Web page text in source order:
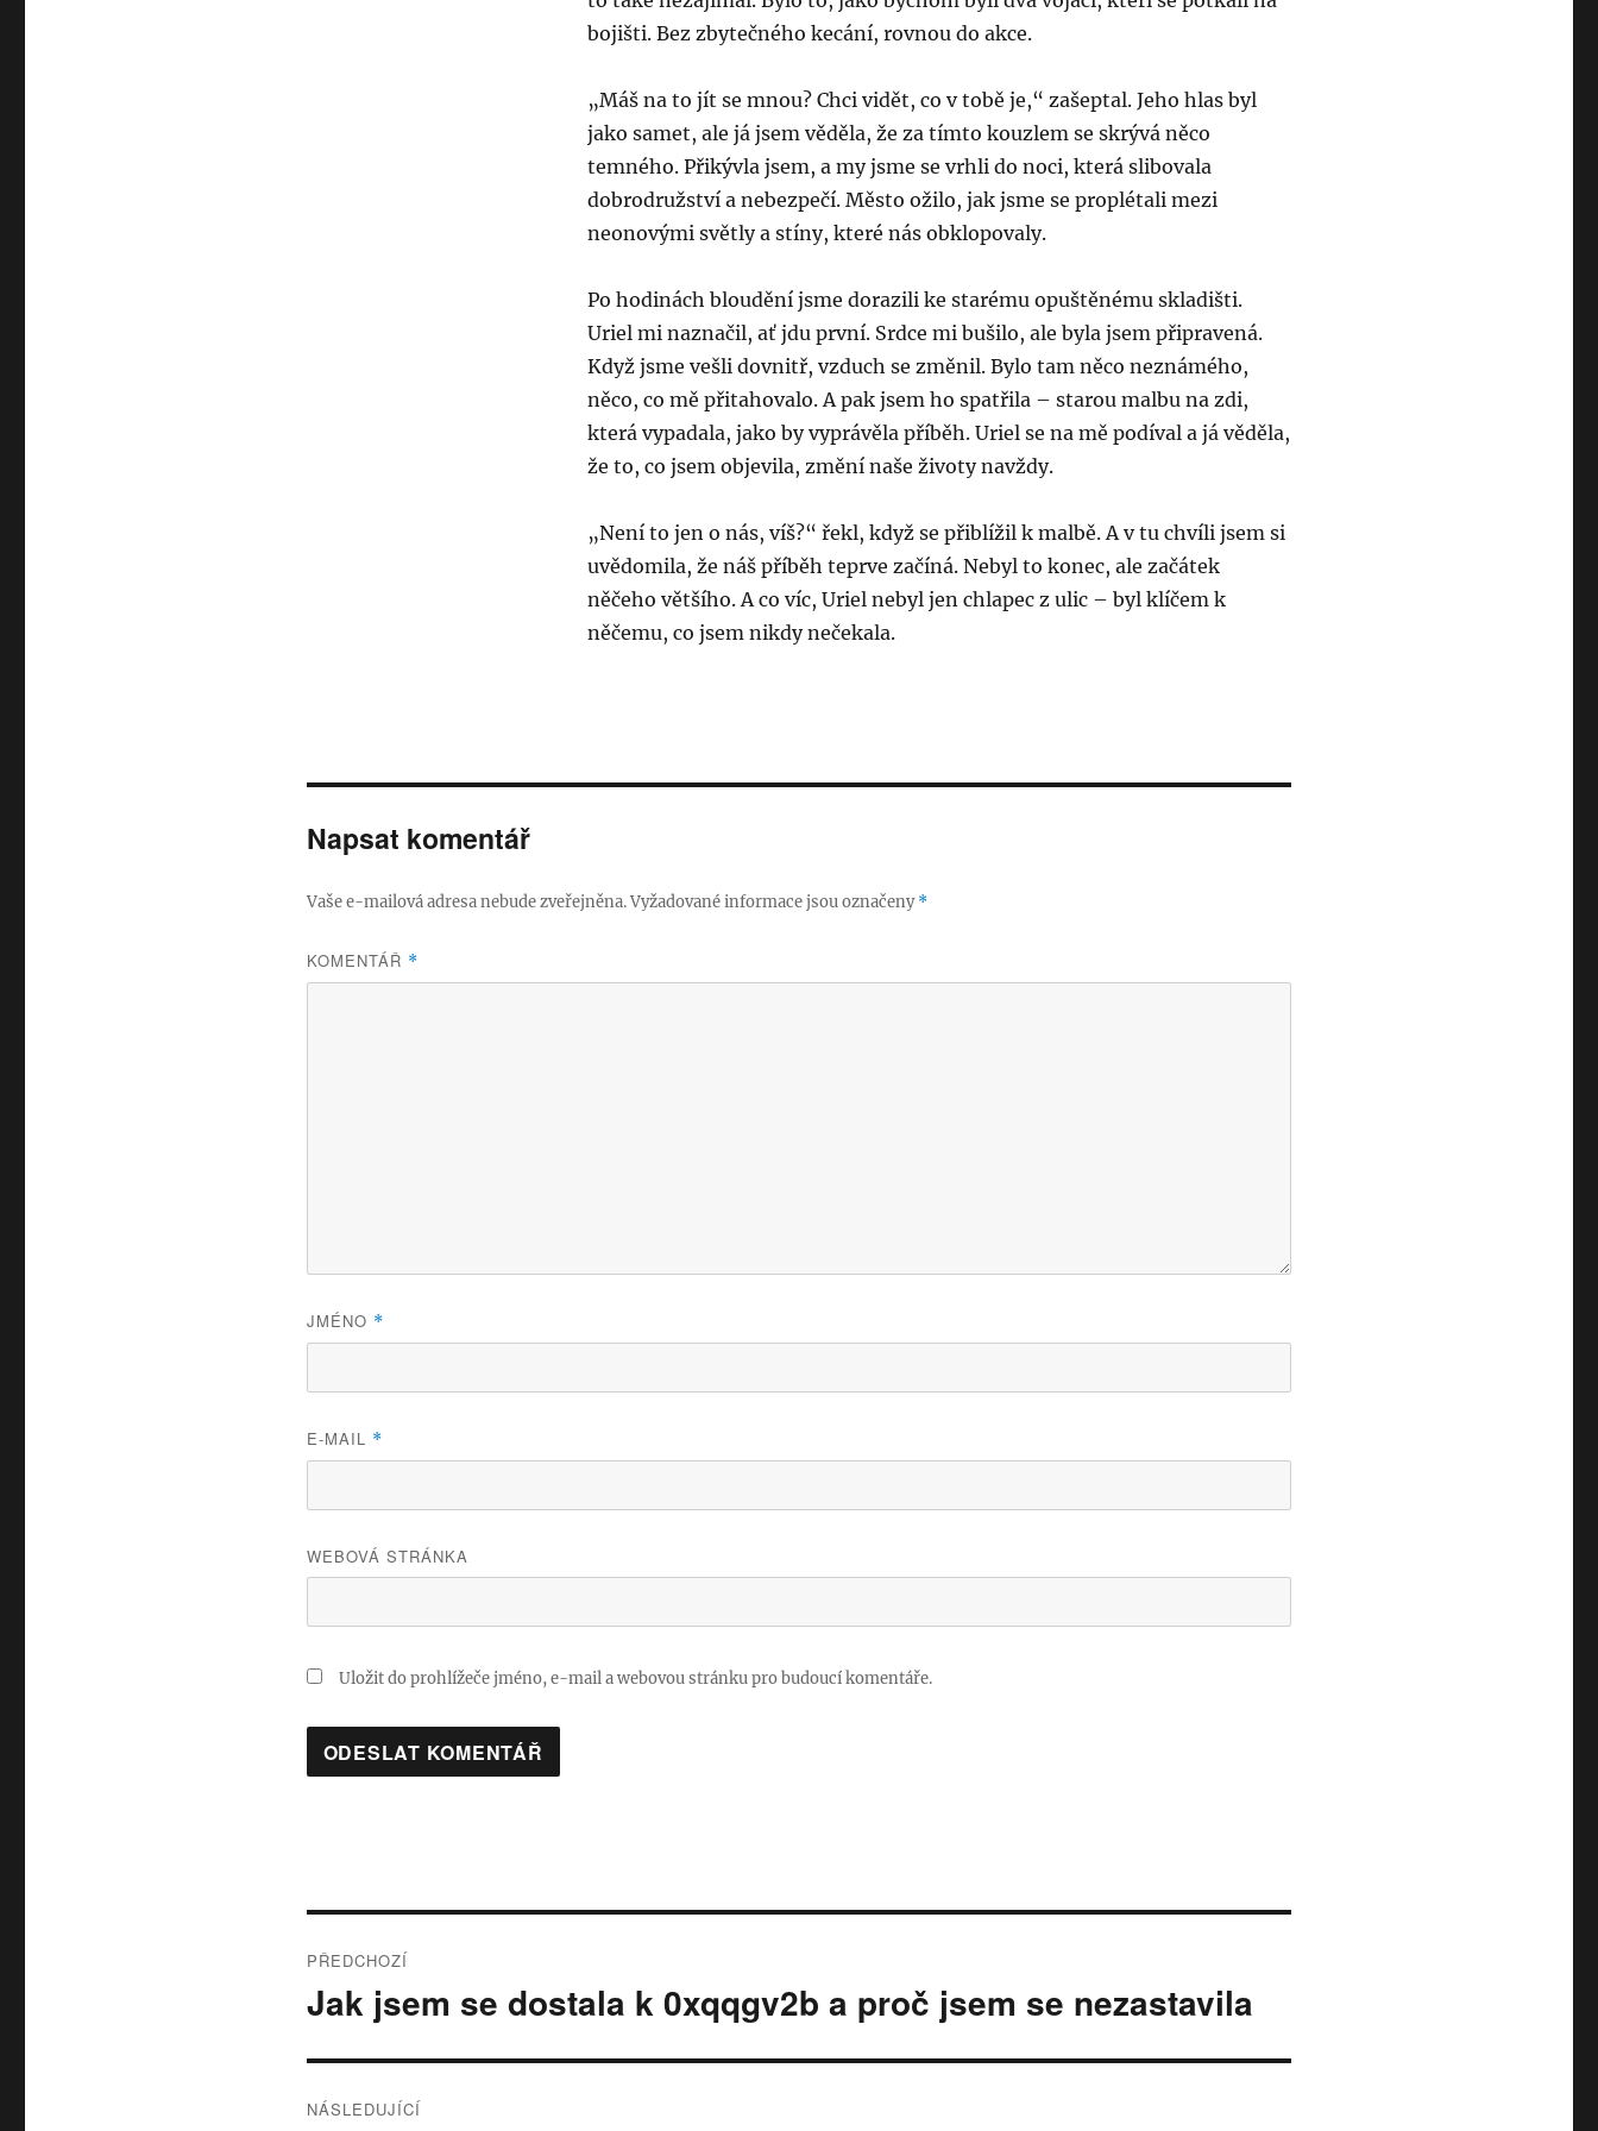
bojišti. Bez zbytečného kecání, rovnou do akce.
„Máš na to jít se mnou? Chci vidět, co v tobě je,“ zašeptal. Jeho hlas byl
jako samet, ale já jsem věděla, že za tímto kouzlem se skrývá něco
temného. Přikývla jsem, a my jsme se vrhli do noci, která slibovala
dobrodružství a nebezpečí. Město ožilo, jak jsme se proplétali mezi
neonovými světly a stíny, které nás obklopovaly.
Po hodinách bloudění jsme dorazili ke starému opuštěnému skladišti.
Uriel mi naznačil, ať jdu první. Srdce mi bušilo, ale byla jsem připravená.
Když jsme vešli dovnitř, vzduch se změnil. Bylo tam něco neznámého,
něco, co mě přitahovalo. A pak jsem ho spatřila – starou malbu na zdi,
která vypadala, jako by vyprávěla příběh. Uriel se na mě podíval a já věděla,
že to, co jsem objevila, změní naše životy navždy.
„Není to jen o nás, víš?“ řekl, když se přiblížil k malbě. A v tu chvíli jsem si
uvědomila, že náš příběh teprve začíná. Nebyl to konec, ale začátek
něčeho většího. A co víc, Uriel nebyl jen chlapec z ulic – byl klíčem k
něčemu, co jsem nikdy nečekala.
Napsat komentář
Vaše e-mailová adresa nebude zveřejněna.Vyžadované informace jsou označeny*
KOMENTÁŘ *
JMÉNO *
E-MAIL *
WEBOVÁ STRÁNKA
Uložit do prohlížeče jméno, e-mail a webovou stránku pro budoucí komentáře.
pro
PŘEDCHOZÍ
Předchozí
příspěvek:
Jak jsem se dostala k 0xqqgv2b a proč jsem se nezastavila
NÁSLEDUJÍCÍ